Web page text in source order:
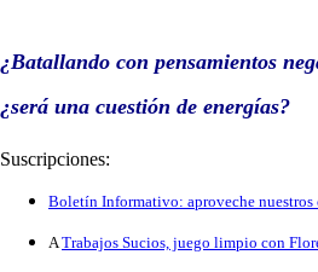
¿Batallando con pensamientos
¿será una cuestión de energías?
Suscripciones:
Boletín Informativo: aproveche nuestros
ATrabajos Sucios, juego limpio con